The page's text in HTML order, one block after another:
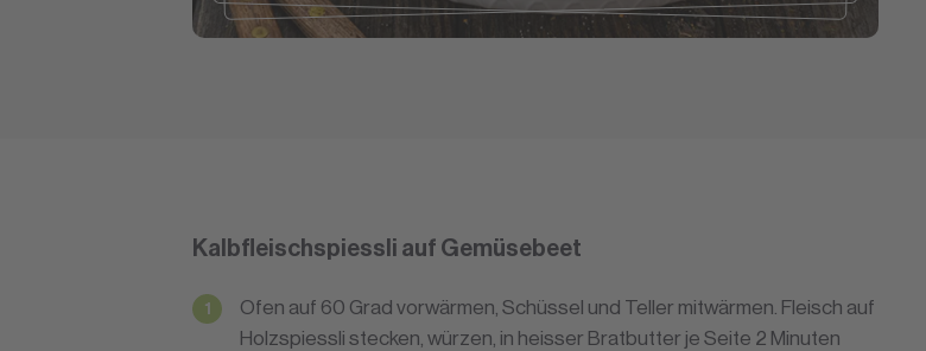
Kalbfleischspiessli auf Gemüsebeet
Ofen auf 60 Grad vorwärmen, Schüssel und Teller mitwärmen. Fleisch auf
Holzspiessli stecken, würzen, in heisser Bratbutter je Seite 2 Minuten